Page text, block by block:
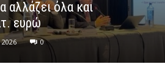
αλλάζει όλα και
ευρώ
2026 0